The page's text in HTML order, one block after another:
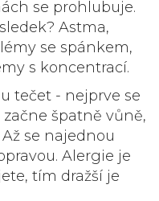
se prohlubuje.
Astma,
se spánkem,
s koncentrací.
tečet - nejprve se
špatně vůně,
se najednou
Alergie je
tím dražší je